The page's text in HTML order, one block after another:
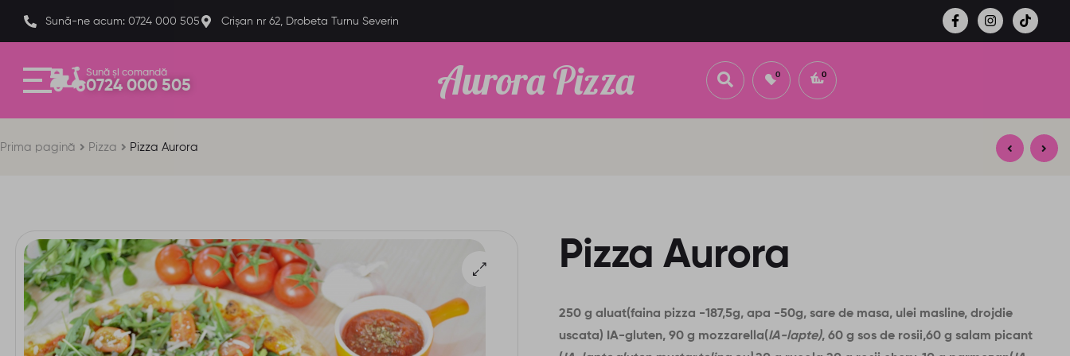
Sună-ne acum: 0724 000 505 Crișan nr 62, Drobeta Turnu Severin
Sună și comandă
0724 000 505 Aurora Pizza 0 0
Prima pagină Pizza Pizza Aurora
Pizza Aurora
250 g aluat(faina pizza -187,5g, apa -50g, sare de masa, ulei masline, drojdie
uscata) IA-gluten, 90 g mozzarella(IA-lapte), 60 g sos de rosii,60 g salam picant